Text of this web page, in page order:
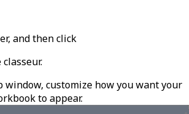
, and then click
.
window, customize how you want your
to appear.